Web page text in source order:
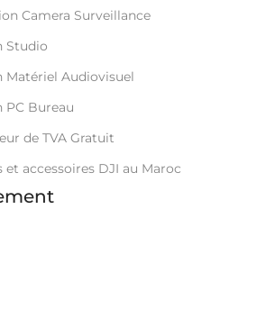
Camera Surveillance
Studio
Matériel Audiovisuel
PC Bureau
de TVA Gratuit
et accessoires DJI au Maroc